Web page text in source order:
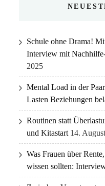
Schule ohne Drama!
Interview mit
2025
Mental Load in der
Lasten Beziehungen
Routinen statt
und Kitastart 14.
Was Frauen über
wissen sollten: